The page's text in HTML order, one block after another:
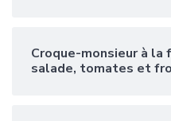
Croque-monsieur à la
salade, tomates et